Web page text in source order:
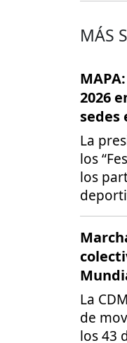
MÁS
2026
sedes
La
los
los
La
de
los 43